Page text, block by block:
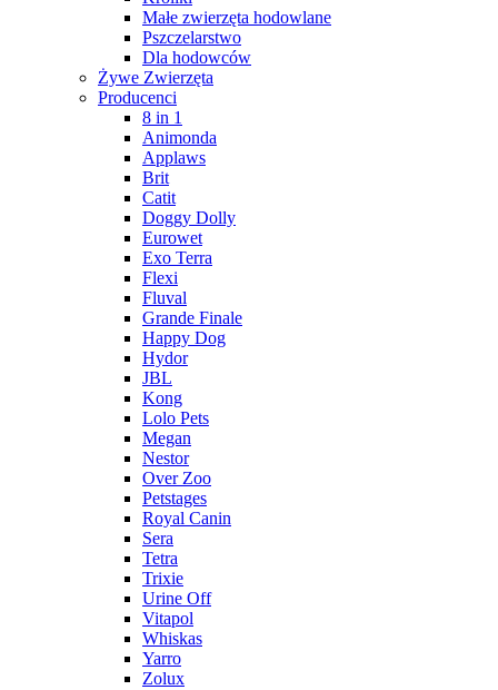
Małe zwierzęta hodowlane
Pszczelarstwo
Dla hodowców
Żywe Zwierzęta
Producenci
8 in 1
Animonda
Applaws
Brit
Catit
Doggy Dolly
Eurowet
Exo Terra
Flexi
Fluval
Grande Finale
Happy Dog
Hydor
JBL
Kong
Lolo Pets
Megan
Nestor
Over Zoo
Petstages
Royal Canin
Sera
Tetra
Trixie
Urine Off
Vitapol
Whiskas
Yarro
Zolux